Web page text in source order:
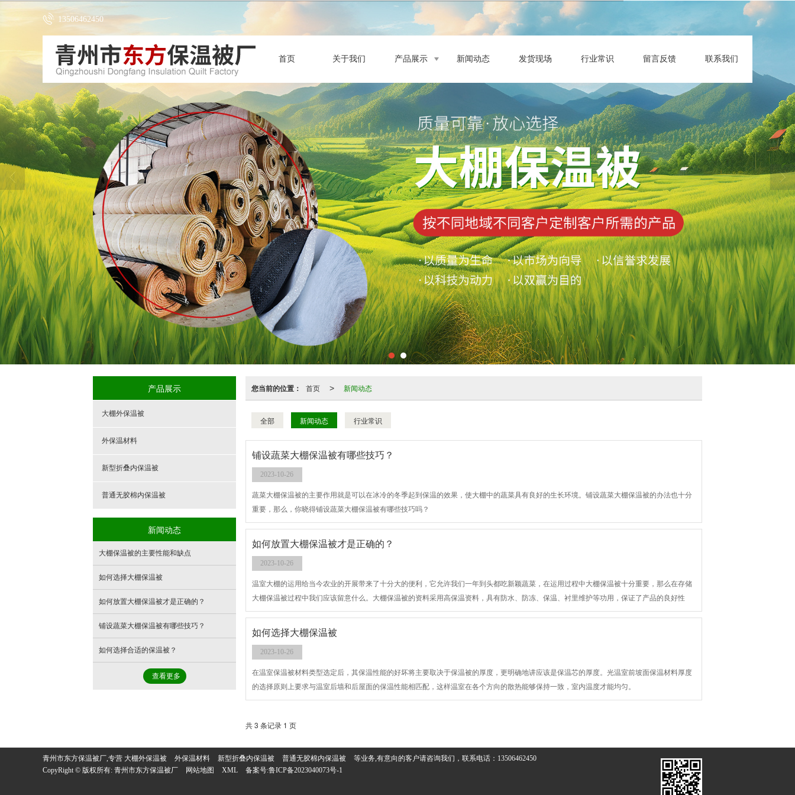
13506462450
首页 关于我们 产品展示 新闻动态 发货现场 行业常识 留言反馈 联系我们
您当前的位置： 首页 > 新闻动态
全部 新闻动态 行业常识
铺设蔬菜大棚保温被有哪些技巧？
2023-10-26
蔬菜大棚保温被的主要作用就是可以在冰冷的冬季起到保温的效果，使大棚中的蔬菜具有良好的生长环境。铺设蔬菜大棚保温被的办法也十分
重要，那么，你晓得铺设蔬菜大棚保温被有哪些技巧吗？
如何放置大棚保温被才是正确的？
2023-10-26
温室大棚的运用给当今农业的开展带来了十分大的便利，它允许我们一年到头都吃新颖蔬菜，在运用过程中大棚保温被十分重要，那么在存储
大棚保温被过程中我们应该留意什么。大棚保温被的资料采用高保温资料，具有防水、防冻、保温、衬里维护等功用，保证了产品的良好性
能。
如何选择大棚保温被
2023-10-26
在温室保温被材料类型选定后，其保温性能的好坏将主要取决于保温被的厚度，更明确地讲应该是保温芯的厚度。光温室前坡面保温材料厚度
的选择原则上要求与温室后墙和后屋面的保温性能相匹配，这样温室在各个方向的散热能够保持一致，室内温度才能均匀。
共 3 条记录 1 页
产品展示
大棚外保温被
外保温材料
新型折叠内保温被
普通无胶棉内保温被
新闻动态
大棚保温被的主要性能和缺点
如何选择大棚保温被
如何放置大棚保温被才是正确的？
铺设蔬菜大棚保温被有哪些技巧？
如何选择合适的保温被？
查看更多
青州市东方保温被厂,专营 大棚外保温被 外保温材料 新型折叠内保温被 普通无胶棉内保温被 等业务,有意向的客户请咨询我们，联系电话： 13506462450
CopyRight © 版权所有: 青州市东方保温被厂 网站地图 XML 备案号:鲁ICP备2023040073号-1